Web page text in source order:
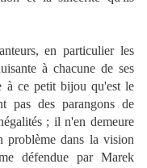
en particulier les
à chacune de ses
à ce petit bijou qu'est le
pas des parangons de
; il n'en demeure
problème dans la vision
défendue par Marek